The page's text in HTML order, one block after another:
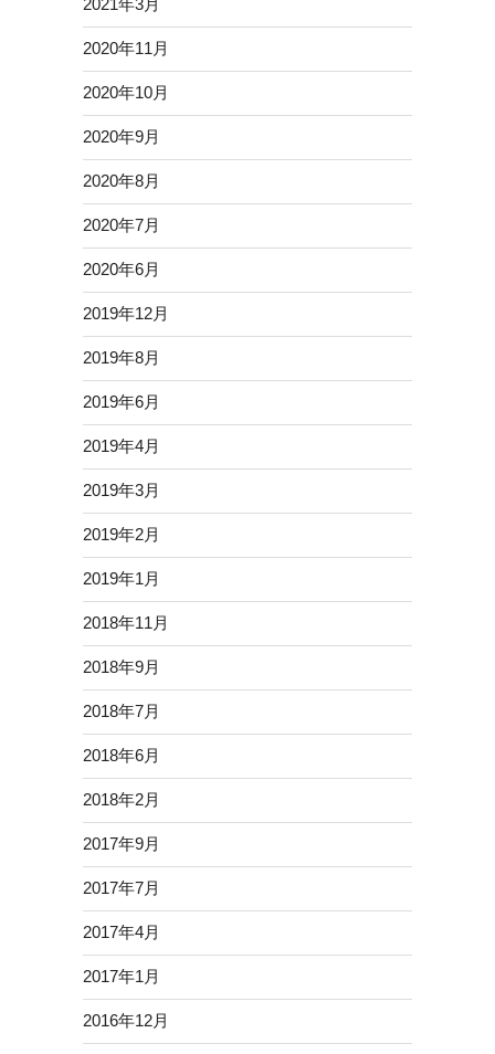
2021年3月
2020年11月
2020年10月
2020年9月
2020年8月
2020年7月
2020年6月
2019年12月
2019年8月
2019年6月
2019年4月
2019年3月
2019年2月
2019年1月
2018年11月
2018年9月
2018年7月
2018年6月
2018年2月
2017年9月
2017年7月
2017年4月
2017年1月
2016年12月